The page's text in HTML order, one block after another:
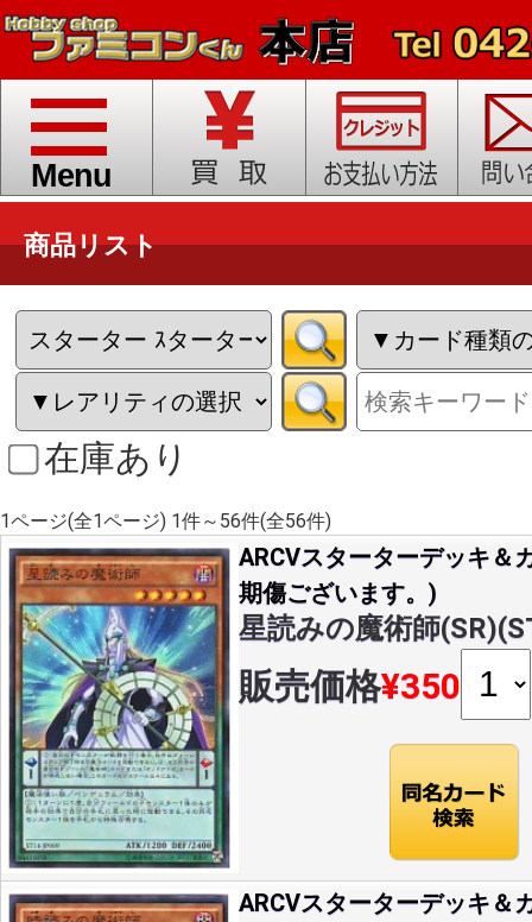
toggle
navigation
Menu
商品リスト
在庫あり
1ページ(全1ページ) 1件～56件(全56件)
ARCVスターターデッキ＆
期傷ございます。)
星読みの魔術師
販売価格¥350
ARCVスターターデッキ＆